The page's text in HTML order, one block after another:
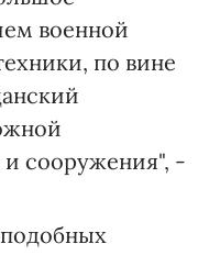
военной
по вине
и сооружения", -